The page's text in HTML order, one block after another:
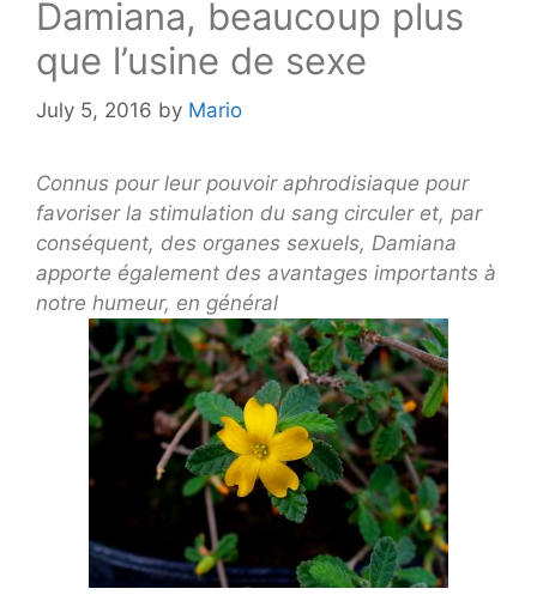
Damiana, beaucoup plus
que l’usine de sexe
July 5, 2016 by Mario
Connus pour leur pouvoir aphrodisiaque pour
favoriser la stimulation du sang circuler et, par
conséquent, des organes sexuels, Damiana
apporte également des avantages importants à
notre humeur, en général